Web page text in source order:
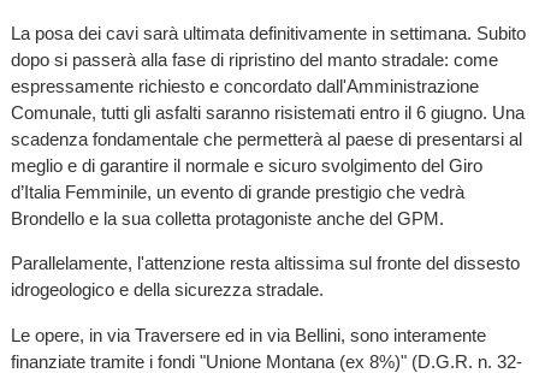
La posa dei cavi sarà ultimata definitivamente in settimana. Subito
dopo si passerà alla fase di ripristino del manto stradale: come
espressamente richiesto e concordato dall'Amministrazione
Comunale, tutti gli asfalti saranno risistemati entro il 6 giugno. Una
scadenza fondamentale che permetterà al paese di presentarsi al
meglio e di garantire il normale e sicuro svolgimento del Giro
d’Italia Femminile, un evento di grande prestigio che vedrà
Brondello e la sua colletta protagoniste anche del GPM.
Parallelamente, l'attenzione resta altissima sul fronte del dissesto
idrogeologico e della sicurezza stradale.
Le opere, in via Traversere ed in via Bellini, sono interamente
finanziate tramite i fondi "Unione Montana (ex 8%)" (D.G.R. n. 32-